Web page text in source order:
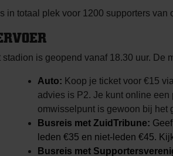
in totaal plek voor 1200 supporters van
stadion is geopend vanaf 18.30 uur. De
Auto: Koop je ticket voor €15 via
advies is P2. Je kunt online
omwisselpunt is gewoon bij het
Busreis met ZuidTribune:
leden €35 en niet-leden €45.
Busreis met